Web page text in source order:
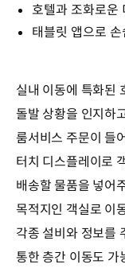
호텔과 조화로운
태블릿 앱으로
실내 이동에 특화된
돌발 상황을 인지하
룸서비스 주문이 들
터치 디스플레이로
배송할 물품을 넣어
목적지인 객실로 이
각종 설비와 정보를
통한 층간 이동도